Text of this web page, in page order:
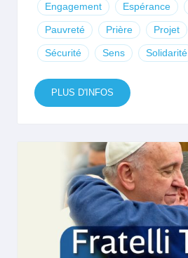
Engagement Espérance
Pauvreté Prière Projet
Sécurité Sens Solidarité
PLUS D'INFOS